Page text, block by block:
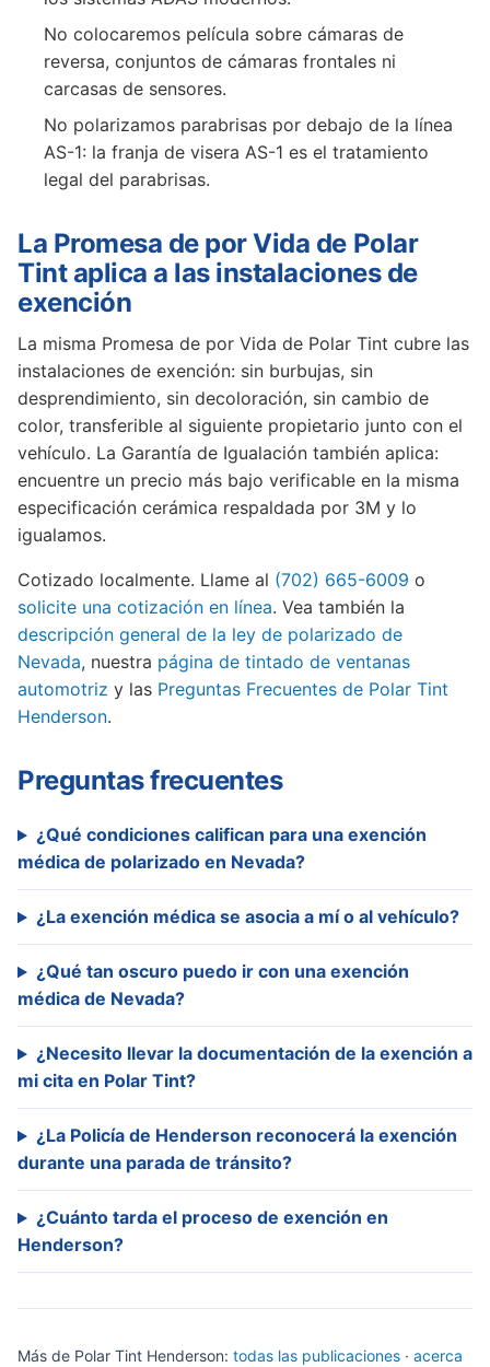
No colocaremos película sobre cámaras de
reversa, conjuntos de cámaras frontales ni
carcasas de sensores.
No polarizamos parabrisas por debajo de la línea
AS-1: la franja de visera AS-1 es el tratamiento
legal del parabrisas.
La Promesa de por Vida de Polar
Tint aplica a las instalaciones de
exención
La misma Promesa de por Vida de Polar Tint cubre las
instalaciones de exención: sin burbujas, sin
desprendimiento, sin decoloración, sin cambio de
color, transferible al siguiente propietario junto con el
vehículo. La Garantía de Igualación también aplica:
encuentre un precio más bajo verificable en la misma
especificación cerámica respaldada por 3M y lo
igualamos.
Cotizado localmente. Llame al (702) 665-6009 o
solicite una cotización en línea. Vea también la
descripción general de la ley de polarizado de
Nevada, nuestra página de tintado de ventanas
automotriz y las Preguntas Frecuentes de Polar Tint
Henderson.
Preguntas frecuentes
¿Qué condiciones califican para una exención
médica de polarizado en Nevada?
¿La exención médica se asocia a mí o al vehículo?
¿Qué tan oscuro puedo ir con una exención
médica de Nevada?
¿Necesito llevar la documentación de la exención a
mi cita en Polar Tint?
¿La Policía de Henderson reconocerá la exención
durante una parada de tránsito?
¿Cuánto tarda el proceso de exención en
Henderson?
Más de Polar Tint Henderson: todas las publicaciones · acerca